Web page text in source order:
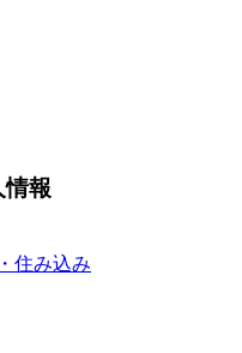
情報
住み込み